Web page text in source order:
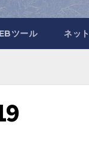
ツール ネッ